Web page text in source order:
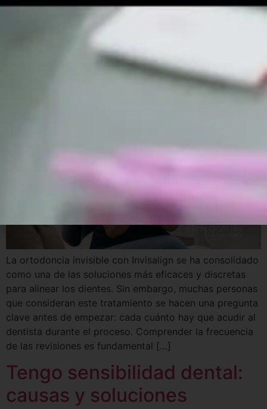
dentista con Invisalign: guía
completa para un
tratamiento exitoso
La ortodoncia invisible con Invisalign se ha consolidado
como una de las soluciones más eficaces y discretas
para alinear los dientes. Sin embargo, muchas personas
que consideran este tratamiento se hacen una pregunta
clave antes de empezar: cada cuánto hay que acudir al
dentista durante el proceso. Comprender la frecuencia
de las revisiones es fundamental […]
Tengo sensibilidad dental:
causas y soluciones